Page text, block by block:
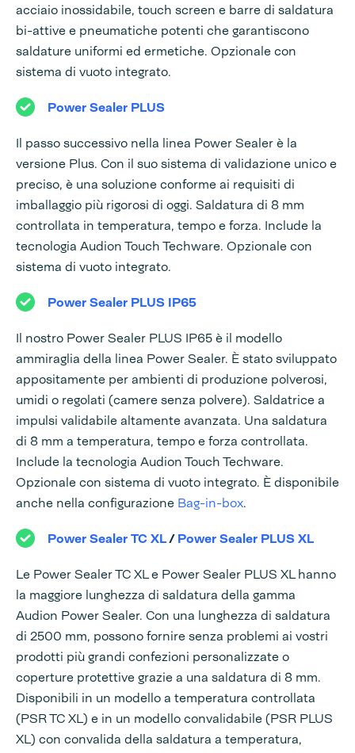
acciaio inossidabile, touch screen e barre di saldatura
bi-attive e pneumatiche potenti che garantiscono
saldature uniformi ed ermetiche. Opzionale con
sistema di vuoto integrato.
Power Sealer PLUS
Il passo successivo nella linea Power Sealer è la
versione Plus. Con il suo sistema di validazione unico e
preciso, è una soluzione conforme ai requisiti di
imballaggio più rigorosi di oggi. Saldatura di 8 mm
controllata in temperatura, tempo e forza. Include la
tecnologia Audion Touch Techware. Opzionale con
sistema di vuoto integrato.
Power Sealer PLUS IP65
Il nostro Power Sealer PLUS IP65 è il modello
ammiraglia della linea Power Sealer. È stato sviluppato
appositamente per ambienti di produzione polverosi,
umidi o regolati (camere senza polvere). Saldatrice a
impulsi validabile altamente avanzata. Una saldatura
di 8 mm a temperatura, tempo e forza controllata.
Include la tecnologia Audion Touch Techware.
Opzionale con sistema di vuoto integrato. È disponibile
anche nella configurazione Bag-in-box.
Power Sealer TC XL/Power Sealer PLUS XL
Le Power Sealer TC XL e Power Sealer PLUS XL hanno
la maggiore lunghezza di saldatura della gamma
Audion Power Sealer. Con una lunghezza di saldatura
di 2500 mm, possono fornire senza problemi ai vostri
prodotti più grandi confezioni personalizzate o
coperture protettive grazie a una saldatura di 8 mm.
Disponibili in un modello a temperatura controllata
(PSR TC XL) e in un modello convalidabile (PSR PLUS
XL) con convalida della saldatura a temperatura,